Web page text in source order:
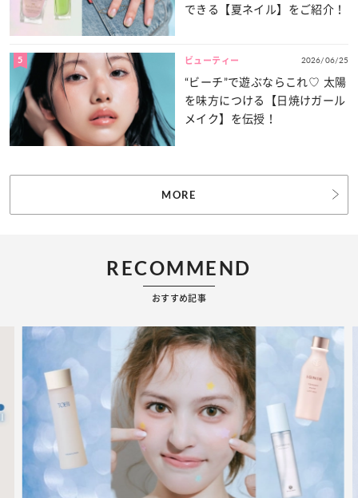
できる【夏ネイル】をご紹介！
5 ビューティー 2026/06/25
“ビーチ”で遊ぶならこれ♡ 太陽
を味方につける【日焼けガール
メイク】を伝授！
MORE
RECOMMEND
おすすめ記事